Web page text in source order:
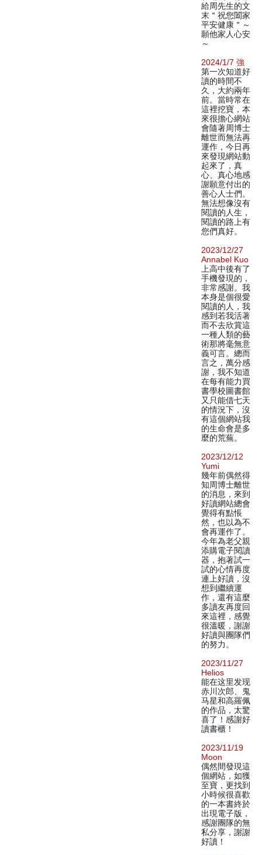
給周先生的文
末＂祝您闔家
平安健康＂～
願他家人心安
～
2024/1/7 強
第一次知道好
讀的時間不
久，大約兩年
前。當時常在
這裡挖寶，本
來很擔心網站
會隨著周博士
離世而無法再
運作，今日再
來發現網站動
起來了，真
心、真心地感
謝願意付出的
善心人士們。
無法想像沒有
閱讀的人生，
閱讀的路上有
您們真好。
2023/12/27
Annabel Kuo
上高中後有了
手機發現的，
非常感謝。我
本身是個很愛
閱讀的人，我
感到若我活著
而不去欣賞這
一種人類的藝
術那將毫無意
義可言。總而
言之，萬分感
謝，我不知道
在每有能力買
書學校圖書館
又只能借七天
的情況下，沒
有這個網站我
的生命會是多
麼的荒蕪。
2023/12/12
Yumi
幾年前偶然得
知周博士離世
的消息，來到
好讀網站總會
覺得有點悵
然，也以為不
會再運作了。
今年為老父親
添購電子閱讀
器，抱著試一
試的心情再度
連上好讀，沒
想到繼續運
作，還有這麼
多讀友再度回
來這裡，感覺
很溫暖，謝謝
好讀與團隊們
的努力。
2023/11/27
Helios
能在这里发现
赤川次郎、鬼
马星和高羅佩
的作品，太驚
喜了！感謝好
讀書櫃！
2023/11/19
Moon
偶然間發現這
個網站，如獲
至寶，更找到
小時候很喜歡
的一本書終於
出現電子版，
感謝團隊的無
私分享，謝謝
好讀！